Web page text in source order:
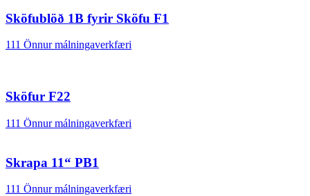
Sköfublöð 1B fyrir Sköfu F1
111 Önnur málningaverkfæri
Sköfur F22
111 Önnur málningaverkfæri
Skrapa 11“ PB1
111 Önnur málningaverkfæri